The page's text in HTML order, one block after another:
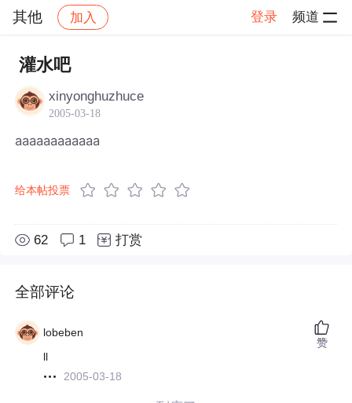
其他 加入 登录 频道
社区 其他
灌水吧
xinyonghuzhuce
2005-03-18
aaaaaaaaaaaa
给本帖投票
62 1 打赏
全部评论
lobeben
ll
2005-03-18
赞